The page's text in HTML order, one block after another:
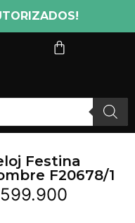
Festina
F20678/1
599.900